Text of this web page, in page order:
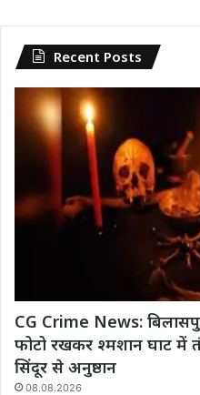
Recent Posts
CG Crime News:
फोटो रखकर श्मशान घाट में
सिंदूर से अनुष्ठान
08.08.2026